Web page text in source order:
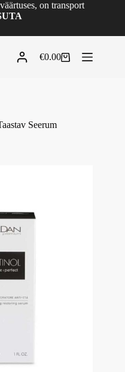
on transport
€0.00
Seerum